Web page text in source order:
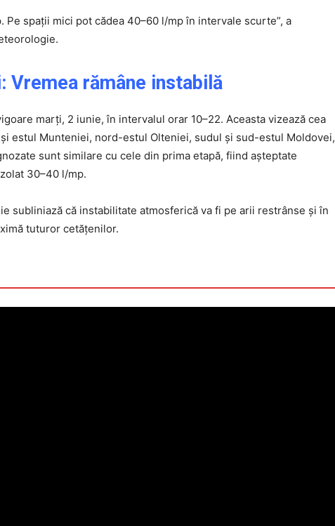
Pe spații mici pot cădea 40–60 l/mp în intervale scurte”, a
Vremea rămâne instabilă
marți, 2 iunie, în intervalul orar 10–22. Aceasta vizează cea
estul Munteniei, nord-estul Olteniei, sudul și sud-estul Moldovei,
sunt similare cu cele din prima etapă, fiind așteptate
30–40 l/mp.
subliniază că instabilitate atmosferică va fi pe arii restrânse și în
tuturor cetățenilor.